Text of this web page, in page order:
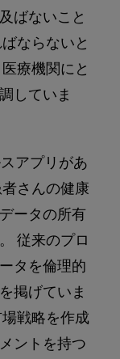
ばないこと
ならないと
療機関にと
していま
アプリがあ
さんの健康
ータの所有
従来のプロ
タを倫理的
掲げていま
戦略を作成
ントを持つ